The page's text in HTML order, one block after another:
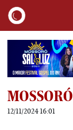
MOSSORÓ
12/11/2024 16:01